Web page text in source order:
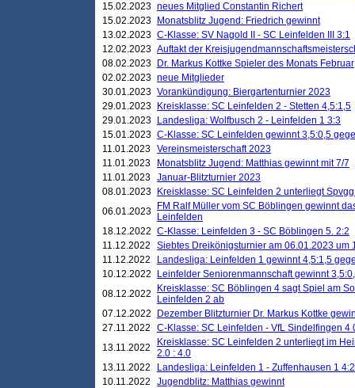
15.02.2023 neues Mitglied Constantin Richert
15.02.2023
Monatsblitz Jugend: Friedrich gewinnt
13.02.2023 C-Klasse: SV Nagold II - SC Leinfelden III 3:1
12.02.2023 Auftakt der
08.02.2023
Dr. Markus Kottke Spieler des Monats Februar
02.02.2023 neue Mitglieder
30.01.2023 Vorankündigung: Biergartenturnier 2023
29.01.2023
Kreisklasse: SC Leinfelden 2 - Stetten 4,5:1,5
29.01.2023
Landesliga: Wolfbusch 2 - Leinfelden 1 3:3
15.01.2023 C-Klasse: SC Leinfelden gewinnt 3,5:0,5
11.01.2023 Vereinsmeisterschaft 2023
11.01.2023
Monatsblitz Jugend: Matthias gewinnt mit 7/7
11.01.2023 Januar-Blitzturnier 2023
08.01.2023
Kreisklasse: SC Leinfelden 2 unterliegt
06.01.2023
FM Ralf Müller vom SC Böblingen gewinnt
Leinfelden
18.12.2022 C-Klasse: Leinfelden 3 - SC Böblingen 5. 2:2
11.12.2022
Siebtes Dreikönigsturnier am 06.01.2023 um
11.12.2022
Landesliga: Leinfelden 1 gewinnt 4,5:1,5
10.12.2022
Leinfelder Seniorenmannschaft gewinnt
08.12.2022
Kreisklasse: SC Böblingen 4 sagt Spiel am
Leinfelden 2 ab
07.12.2022
Dezember Blitzturnier Dr. Markus Kottke
27.11.2022
C-Klasse: SC Leinfelden - VfL Sindelfingen 4
13.11.2022
Kreisklasse: SC Leinfelden 2 unterliegt im
2.0 : 4.0
13.11.2022
Landesliga: Leinfelden 1 - Zuffenhausen 1 4:2
10.11.2022
Jugendblitz: Matthias gewinnt